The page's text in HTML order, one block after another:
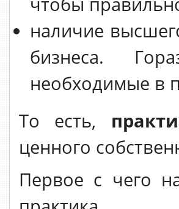
наличие
бизнеса.
необходимые в
То есть,
ценного
Первое с чего